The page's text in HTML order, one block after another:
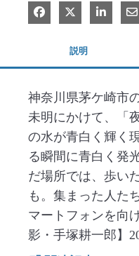
Facebook で共有
Xで共有する
説明
神奈川県茅ケ崎市
未明にかけて、「
の水が青白く輝く
る瞬間に青白く発
だ場所では、歩い
も。集まった人た
マートフォンを向
影・手塚耕一郎】